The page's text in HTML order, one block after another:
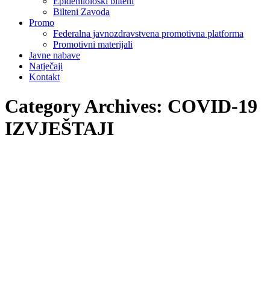
Bilteni Zavoda
Promo
Federalna javnozdravstvena promotivna platforma
Promotivni materijali
Javne nabave
Natječaji
Kontakt
Category Archives: COVID-19
IZVJEŠTAJI